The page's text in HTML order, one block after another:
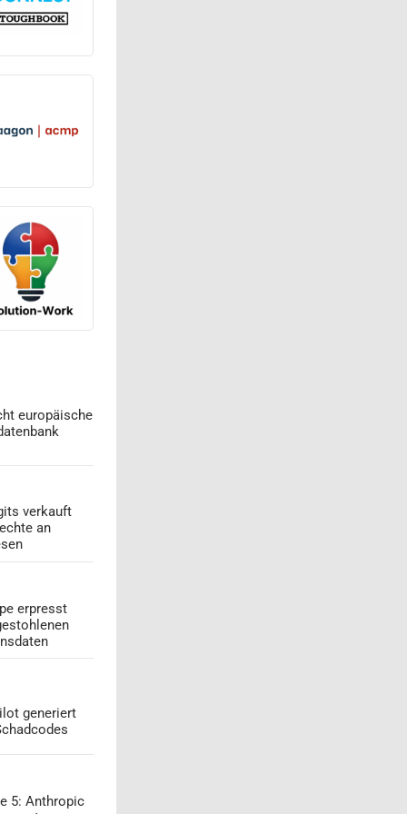
europäische
verkauft
an
erpresst
generiert
5: Anthropic